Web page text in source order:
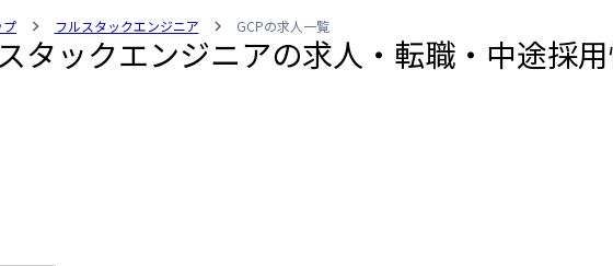
プ フルスタックエンジニア GCPの求人一覧
タックエンジニアの求人・転職・中途採